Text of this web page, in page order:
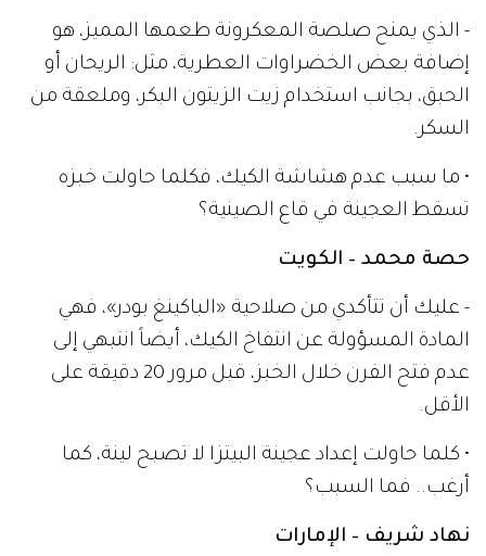
- الذي يمنح صلصة المعكرونة طعمها المميز، هو
إضافة بعض الخضراوات العطرية، مثل: الريحان أو
الحبق، بجانب استخدام زيت الزيتون البكر، وملعقة من
السكر.
• ما سبب عدم هشاشة الكيك، فكلما حاولت خبزه
تسقط العجينة في قاع الصينية؟
حصة محمد – الكويت
- عليك أن تتأكدي من صلاحية «الباكينغ بودر»، فهي
المادة المسؤولة عن انتفاخ الكيك، أيضاً انتبهي إلى
عدم فتح الفرن خلال الخبز، قبل مرور 20 دقيقة على
الأقل.
• كلما حاولت إعداد عجينة البيتزا لا تصبح لينة، كما
أرغب.. فما السبب؟
نهاد شريف – الإمارات